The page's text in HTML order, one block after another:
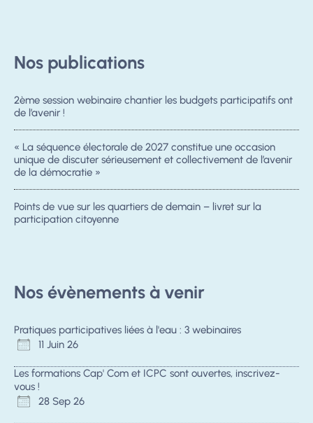
Nos publications
2ème session webinaire chantier les budgets participatifs ont
de l’avenir !
« La séquence électorale de 2027 constitue une occasion
unique de discuter sérieusement et collectivement de l’avenir
de la démocratie »
Points de vue sur les quartiers de demain – livret sur la
participation citoyenne
Nos évènements à venir
Pratiques participatives liées à l'eau : 3 webinaires
11 Juin 26
Les formations Cap' Com et ICPC sont ouvertes, inscrivez-
vous !
28 Sep 26